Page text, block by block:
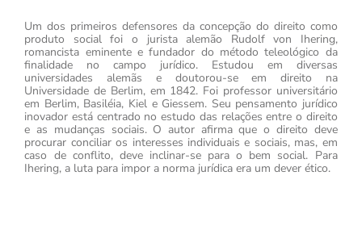
Um dos primeiros defensores da concepção do direito como
produto social foi o jurista alemão Rudolf von Ihering,
romancista eminente e fundador do método teleológico da
finalidade no campo jurídico. Estudou em diversas
universidades alemãs e doutorou-se em direito na
Universidade de Berlim, em 1842. Foi professor universitário
em Berlim, Basiléia, Kiel e Giessem. Seu pensamento jurídico
inovador está centrado no estudo das relações entre o direito
e as mudanças sociais. O autor afirma que o direito deve
procurar conciliar os interesses individuais e sociais, mas, em
caso de conflito, deve inclinar-se para o bem social. Para
Ihering, a luta para impor a norma jurídica era um dever ético.